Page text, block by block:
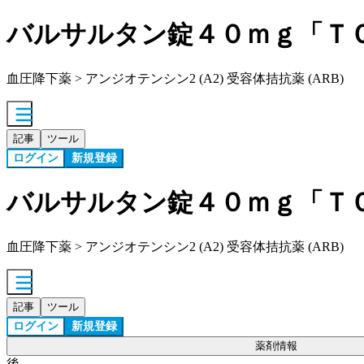
バルサルタン錠４０ｍｇ「Ｔ
血圧降下薬 > アンジオテンシン2 (A2) 受容体拮抗薬 (ARB)
記事 ツール
ログイン 新規登録
バルサルタン錠４０ｍｇ「Ｔ
血圧降下薬 > アンジオテンシン2 (A2) 受容体拮抗薬 (ARB)
記事 ツール
ログイン 新規登録
薬剤情報